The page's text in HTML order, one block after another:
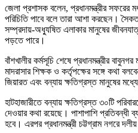
জেলা প্রশাসক বলেন, প্রধানমন্ত্রীর সফরের
পরিচিতি পাবে বলে তারা আশা করছেন।
সম্প্রদায়-অধ্যুষিত এলাকার মানুষের
পড়তে পারে।
বাঁশখালীর কর্মসূচি শেষে প্রধানমন্ত্রীর
মাদরাসার শিক্ষক ও কর্তৃপক্ষের সঙ্গে কথা
জিয়ারত এবং বন্যায় ক্ষতিগ্রস্ত মানুষের
হাটহাজারীতে বন্যায় ক্ষতিগ্রস্ত ৩০টি
দেওয়ার কথা রয়েছে। পাশাপাশি প্রতিবন্ধী
হবে। এরপর প্রধানমন্ত্রী চট্টগ্রাম নগরে